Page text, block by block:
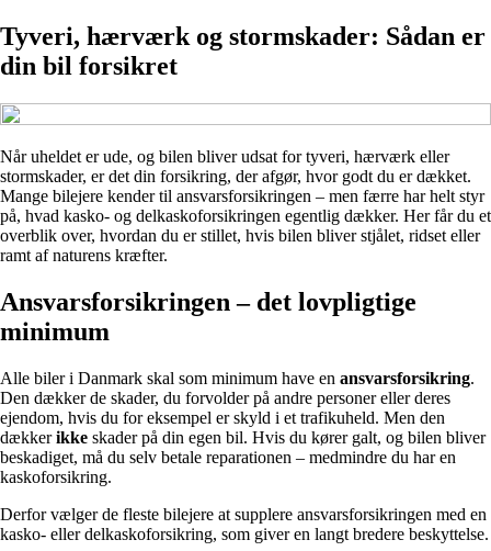
Tyveri, hærværk og stormskader: Sådan er
din bil forsikret
Når uheldet er ude, og bilen bliver udsat for tyveri, hærværk eller
stormskader, er det din forsikring, der afgør, hvor godt du er dækket.
Mange bilejere kender til ansvarsforsikringen – men færre har helt styr
på, hvad kasko- og delkaskoforsikringen egentlig dækker. Her får du et
overblik over, hvordan du er stillet, hvis bilen bliver stjålet, ridset eller
ramt af naturens kræfter.
Ansvarsforsikringen – det lovpligtige
minimum
Alle biler i Danmark skal som minimum have en ansvarsforsikring.
Den dækker de skader, du forvolder på andre personer eller deres
ejendom, hvis du for eksempel er skyld i et trafikuheld. Men den
dækkerikke skader på din egen bil. Hvis du kører galt, og bilen bliver
beskadiget, må du selv betale reparationen – medmindre du har en
kaskoforsikring.
Derfor vælger de fleste bilejere at supplere ansvarsforsikringen med en
kasko- eller delkaskoforsikring, som giver en langt bredere beskyttelse.